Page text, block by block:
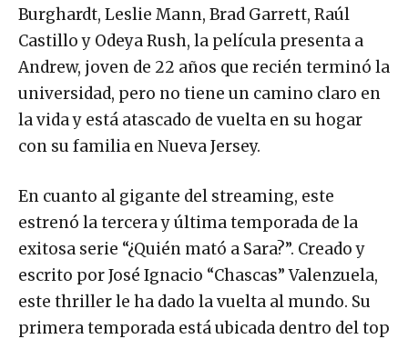
Burghardt, Leslie Mann, Brad Garrett, Raúl
Castillo y Odeya Rush, la película presenta a
Andrew, joven de 22 años que recién terminó la
universidad, pero no tiene un camino claro en
la vida y está atascado de vuelta en su hogar
con su familia en Nueva Jersey.
En cuanto al gigante del streaming, este
estrenó la tercera y última temporada de la
exitosa serie “¿Quién mató a Sara?”. Creado y
escrito por José Ignacio “Chascas” Valenzuela,
este thriller le ha dado la vuelta al mundo. Su
primera temporada está ubicada dentro del top